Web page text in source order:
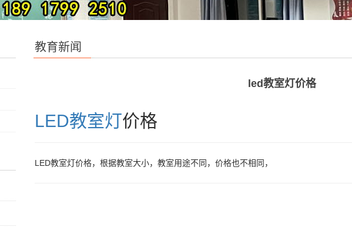
教育新闻
led教室灯价格
LED教室灯价格
LED教室灯价格，根据教室大小，教室用途不同，价格也不相同，